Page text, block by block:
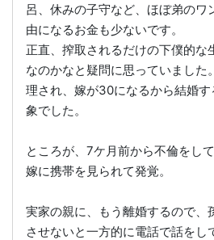
呂、休みの子守など、ほぼ弟のワ
由になるお金も少ないです。
正直、搾取されるだけの下僕的な
なのかなと疑問に思っていました
理され、嫁が30になるから結婚
象でした。
ところが、7ケ月前から不倫をし
嫁に携帯を見られて発覚。
実家の親に、もう離婚するので、
させないと一方的に電話で話をし